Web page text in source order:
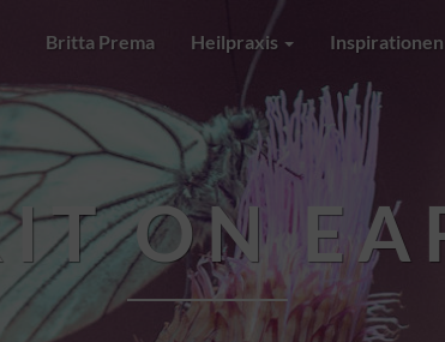
Britta Prema Heilpraxis Inspirationen
ON